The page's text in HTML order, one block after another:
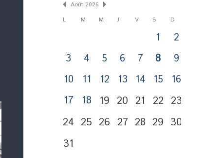
Août 2026
L
M M J V S D
1
2
3
4 5 6 7 8
9
10
11 12 13 14 15
16
17
18 19 20 21 22 23
24 25 26 27 28 29 30
31